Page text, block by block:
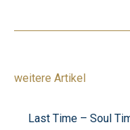
weitere Artikel
Last Time – Soul